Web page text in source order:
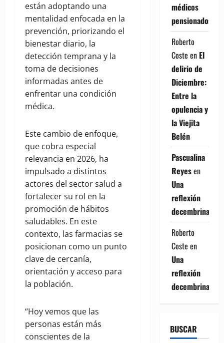
están adoptando una
mentalidad enfocada en la
prevención, priorizando el
bienestar diario, la
detección temprana y la
toma de decisiones
informadas antes de
enfrentar una condición
médica.
Este cambio de enfoque,
que cobra especial
relevancia en 2026, ha
impulsado a distintos
actores del sector salud a
fortalecer su rol en la
promoción de hábitos
saludables. En este
contexto, las farmacias se
posicionan como un punto
clave de cercanía,
orientación y acceso para
la población.
“Hoy vemos que las
personas están más
conscientes de la
médicos
pensionados
Roberto
Coste en El
delirio de
Diciembre:
Entre la
opulencia y
la Viejita
Belén
Pascualina
Reyesen
Una
reflexión
decembrina
Roberto
Coste en
Una
reflexión
decembrina
BUSCAR